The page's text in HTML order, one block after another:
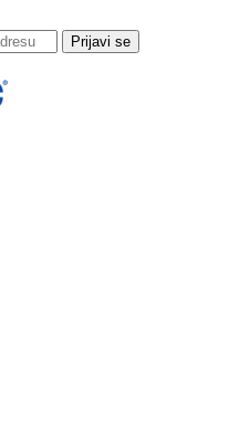
Prijavi se